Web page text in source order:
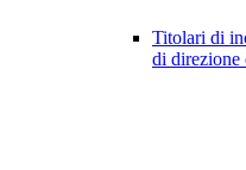
Titolari di
di direzione